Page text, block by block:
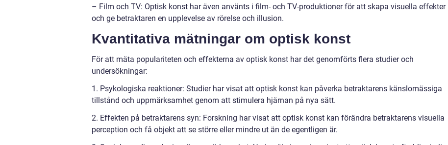
– Film och TV: Optisk konst har även använts i film- och TV-produktioner för att skapa visuella effekter
och ge betraktaren en upplevelse av rörelse och illusion.
Kvantitativa mätningar om optisk konst
För att mäta populariteten och effekterna av optisk konst har det genomförts flera studier och
undersökningar:
1. Psykologiska reaktioner: Studier har visat att optisk konst kan påverka betraktarens känslomässiga
tillstånd och uppmärksamhet genom att stimulera hjärnan på nya sätt.
2. Effekten på betraktarens syn: Forskning har visat att optisk konst kan förändra betraktarens visuella
perception och få objekt att se större eller mindre ut än de egentligen är.